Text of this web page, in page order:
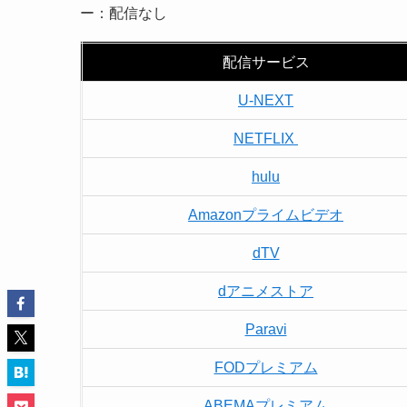
ー：配信なし
配信サービス
U-NEXT
NETFLIX
hulu
Amazonプライムビデオ
dTV
dアニメストア
Paravi
FODプレミアム